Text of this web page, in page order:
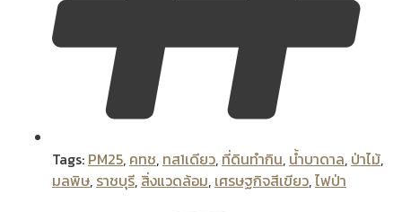
Tags: PM25, คทช, ทส1เดียว, ที่ดินทำกิน, น้ำบาดาล, ป่าไม้,
มลพิษ, ราชบุรี, สิ่งแวดล้อม, เศรษฐกิจสีเขียว,ไฟป่า